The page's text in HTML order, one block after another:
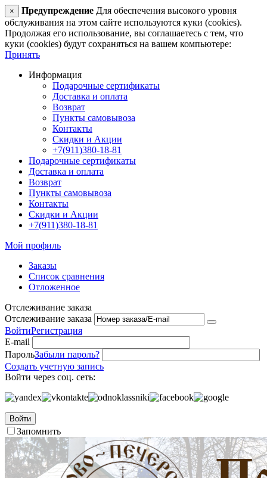
× Предупреждение Для обеспечения высокого уровня
обслуживания на этом сайте используются куки (cookies).
Продолжая его использование, вы соглашаетесь с тем, что
куки (cookies) будут сохраняться на вашем компьютере:
Принять
Информация
Подарочные сертификаты
Доставка и оплата
Возврат
Пункты самовывоза
Контакты
Скидки и Акции
+7(911)380-18-81
Подарочные сертификаты
Доставка и оплата
Возврат
Пункты самовывоза
Контакты
Скидки и Акции
+7(911)380-18-81
Мой профиль
Заказы
Список сравнения
Отложенное
Отслеживание заказа
Отслеживание заказа
ВойтиРегистрация
E-mail
ПарольЗабыли пароль?
Создать учетную запись
Войти через соц. сеть:
Войти
Запомнить